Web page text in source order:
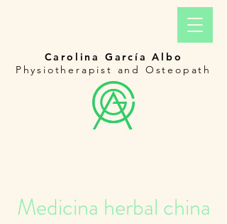
Carolina García Albo
Physiotherapist and Osteopath
Medicina herbal china